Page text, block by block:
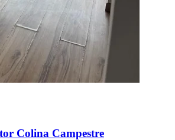
Colina Campestre